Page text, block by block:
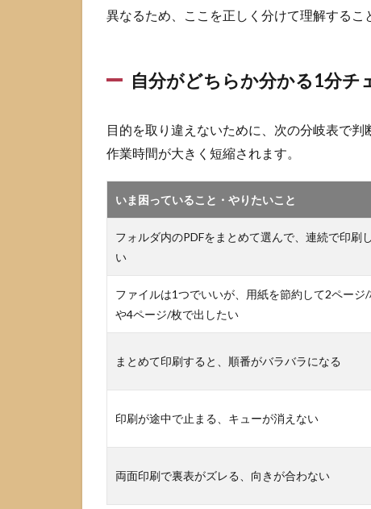
順番
るな
ら
を結
合し
てか
刷
2.4
大量
ならバッチ
PowerShell
で自動印刷
という選択
PDF
を
と
印
す
異なるため、ここを正しく分けて理解するこ
自分がどちらか分かる1分チ
目的を取り違えないために、次の分岐表で判
作業時間が大きく短縮されます。
いま困っていること・やりたいこと
フォルダ内のPDFをまとめて選んで、連続で印刷
い
ファイルは1つでいいが、用紙を節約して2ページ/
や4ページ/枚で出したい
まとめて印刷すると、順番がバラバラになる
印刷が途中で止まる、キューが消えない
両面印刷で裏表がズレる、向きが合わない